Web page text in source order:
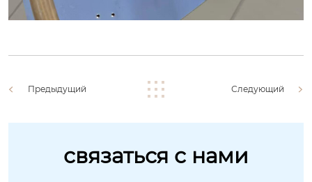
Предыдущий Следующий
связаться с нами